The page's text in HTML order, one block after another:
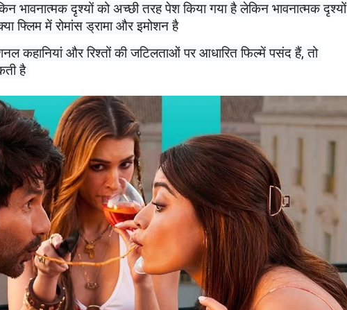
भावनात्मक दृश्यों को अच्छी तरह पेश किया गया है लेकिन भावनात्मक दृश्यों
फ्लिम में रोमांस ड्रामा और इमोशन है
अगर आपको रोमांटिक ड्रामा, इमोशनल कहानियां और रिश्तों की जटिलताओं पर आधारित फिल्में पसंद हैं, तो
है